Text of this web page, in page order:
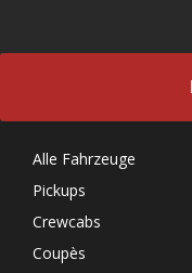
Alle Fahrzeuge
Pickups
Crewcabs
Coupès